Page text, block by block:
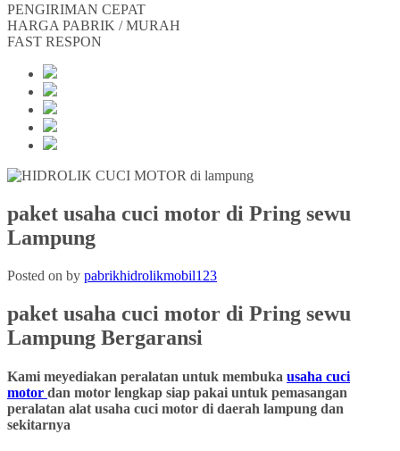
PENGIRIMAN CEPAT
HARGA PABRIK / MURAH
FAST RESPON
paket usaha cuci motor di Pring sewu
Lampung
Posted on by pabrikhidrolikmobil123
paket usaha cuci motor di Pring sewu
Lampung Bergaransi
Kami meyediakan peralatan untuk membuka usaha cuci
motor dan motor lengkap siap pakai untuk pemasangan
peralatan alat usaha cuci motor di daerah lampung dan
sekitarnya